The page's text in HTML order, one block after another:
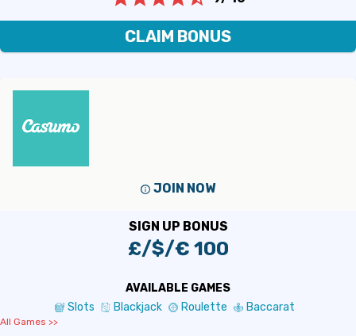
CLAIM BONUS
JOIN NOW
SIGN UP BONUS
£/$/€ 100
AVAILABLE GAMES
Slots
Blackjack Roulette Baccarat
All Games >>